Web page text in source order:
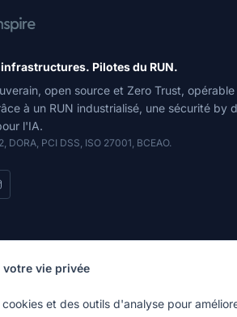
vie privée
cookies et des outils d'analyse pour
Pilotes du RUN.
open source et Zero Trust,
à un RUN industrialisé, une sécurité by
l'IA.
DORA, PCI DSS, ISO 27001, BCEAO.